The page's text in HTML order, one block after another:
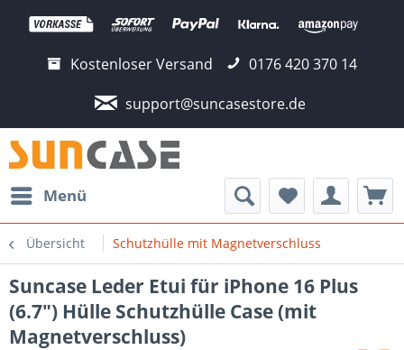
Kostenloser Versand
0176 420 370 14
support@suncasestore.de
Menü
Übersicht Schutzhülle mit Magnetverschluss
Suncase Leder Etui für iPhone 16 Plus
(6.7") Hülle Schutzhülle Case (mit
Magnetverschluss)